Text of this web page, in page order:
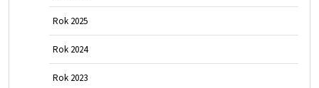
Rok 2025
Rok 2024
Rok 2023